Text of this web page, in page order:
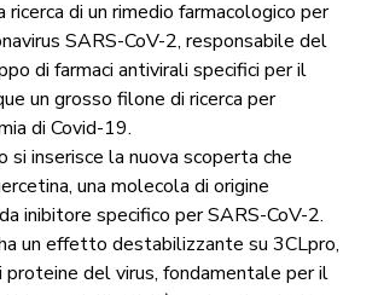
di un rimedio farmacologico per
SARS-CoV-2, responsabile del
di farmaci antivirali specifici per il
un grosso filone di ricerca per
di Covid-19.
inserisce la nuova scoperta che
una molecola di origine
inibitore specifico per SARS-CoV-2.
un effetto destabilizzante su 3CLpro,
proteine del virus, fondamentale per il